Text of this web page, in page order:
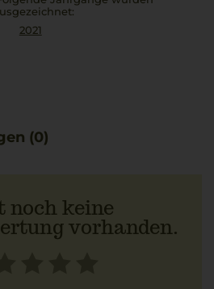
2021
(0)
noch keine
vorhanden.